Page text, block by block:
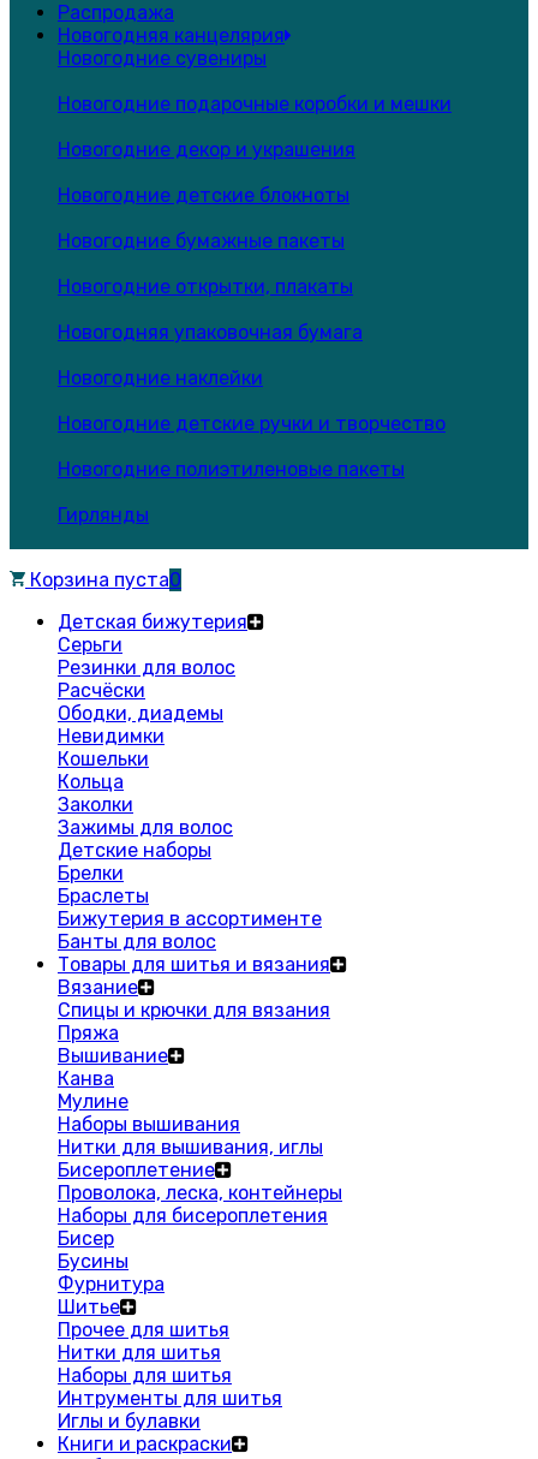
Распродажа
Новогодняя канцелярия
Новогодние сувениры
Новогодние подарочные коробки и мешки
Новогодние декор и украшения
Новогодние детские блокноты
Новогодние бумажные пакеты
Новогодние открытки, плакаты
Новогодняя упаковочная бумага
Новогодние наклейки
Новогодние детские ручки и творчество
Новогодние полиэтиленовые пакеты
Гирлянды
Корзина пуста0
Детская бижутерия
Серьги
Резинки для волос
Расчёски
Ободки, диадемы
Невидимки
Кошельки
Кольца
Заколки
Зажимы для волос
Детские наборы
Брелки
Браслеты
Бижутерия в ассортименте
Банты для волос
Товары для шитья и вязания
Вязание
Спицы и крючки для вязания
Пряжа
Вышивание
Канва
Мулине
Наборы вышивания
Нитки для вышивания, иглы
Бисероплетение
Проволока, леска, контейнеры
Наборы для бисероплетения
Бисер
Бусины
Фурнитура
Шитье
Прочее для шитья
Нитки для шитья
Наборы для шитья
Интрументы для шитья
Иглы и булавки
Книги и раскраски